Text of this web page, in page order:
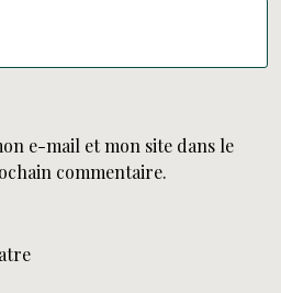
e-mail et mon site dans le
commentaire.